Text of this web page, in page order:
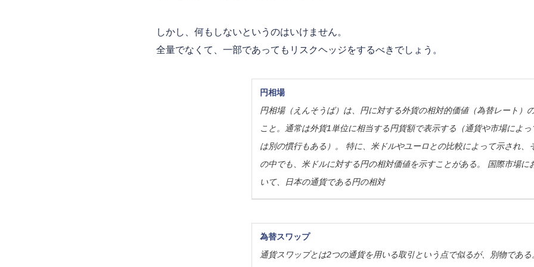
しかし、何もしないというのはいけません。
全量でなくて、一部であってもリスクヘッジをするべきでしょう。
円相場
円相場（えんそうば）は、円に対する外貨の相対的価値（為替レート）
こと。通常は外貨1単位に相当する円貨額で表示する（通貨や市場によっ
は別の慣行もある）。 特に、米ドルやユーロとの比較によって示され、
の中でも、米ドルに対する円の相対価値を示すことがある。 国際市場に
いて、日本の通貨である円の相対
為替スワップ
通貨スワップとは2つの通貨を用いる取引という点で似るが、別物である